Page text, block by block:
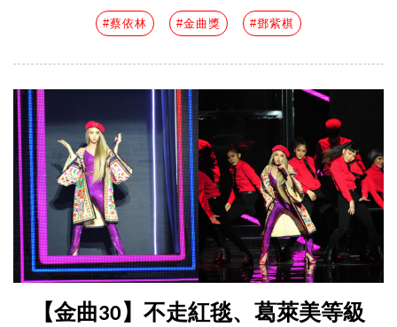
#蔡依林 #金曲獎 #鄧紫棋
【金曲30】不走紅毯、葛萊美等級